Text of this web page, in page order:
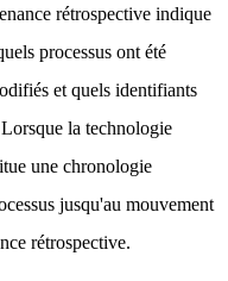
rétrospective indique
processus ont été
et quels identifiants
la technologie
une chronologie
jusqu'au mouvement
rétrospective.